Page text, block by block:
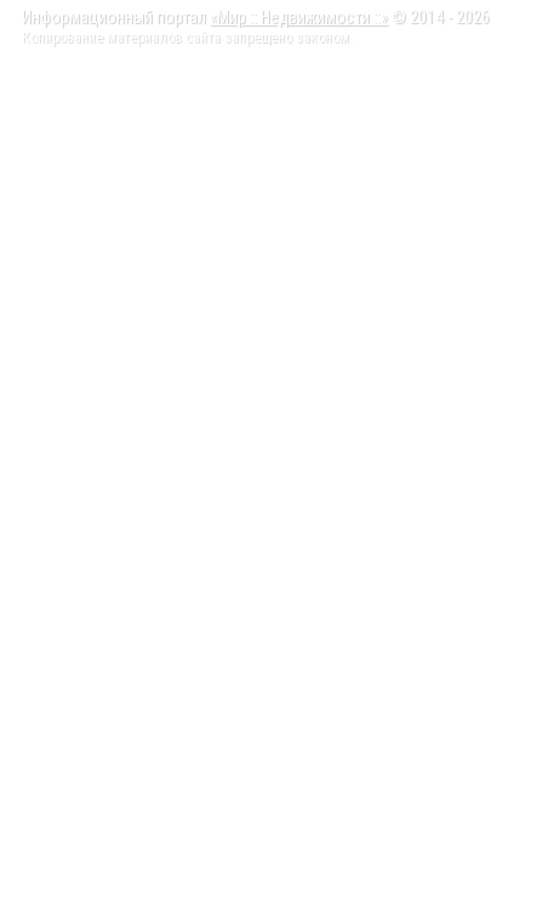
Информационный портал «Мир :: Недвижимости ::» © 2014 - 2026
Копирование материалов сайта запрещено законом.